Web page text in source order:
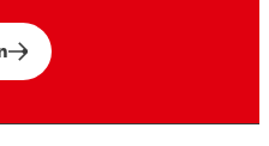
spannungsarme
zu hoher
und robustem
herkömmliche
und